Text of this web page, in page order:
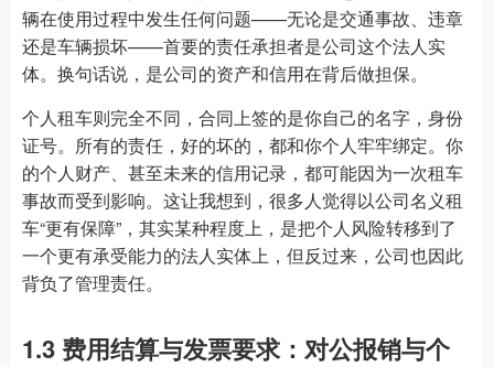
辆在使用过程中发生任何问题——无论是交通事故、违章
还是车辆损坏——首要的责任承担者是公司这个法人实
体。换句话说，是公司的资产和信用在背后做担保。
个人租车则完全不同，合同上签的是你自己的名字，身份
证号。所有的责任，好的坏的，都和你个人牢牢绑定。你
的个人财产、甚至未来的信用记录，都可能因为一次租车
事故而受到影响。这让我想到，很多人觉得以公司名义租
车“更有保障”，其实某种程度上，是把个人风险转移到了
一个更有承受能力的法人实体上，但反过来，公司也因此
背负了管理责任。
1.3 费用结算与发票要求：对公报销与个